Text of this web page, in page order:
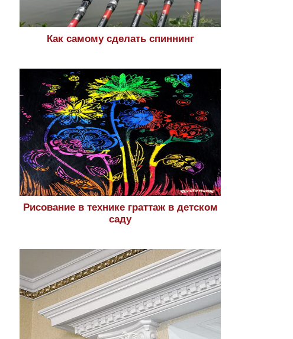
Как самому сделать спиннинг
Рисование в технике граттаж в детском
саду